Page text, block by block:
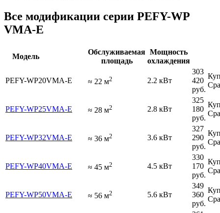
Все модификации серии PEFY-WP
VMA-E
Модель
Обслуживаемая
площадь
Мощность
охлаждения
PEFY-WP20VMA-E ≈ 22 м2 2.2 кВт
303
420
руб.
PEFY-WP25VMA-E ≈ 28 м2 2.8 кВт
325
180
руб.
PEFY-WP32VMA-E ≈ 36 м2 3.6 кВт
327
290
руб.
PEFY-WP40VMA-E ≈ 45 м2 4.5 кВт
330
170
руб.
PEFY-WP50VMA-E ≈ 56 м2 5.6 кВт
349
360
руб.